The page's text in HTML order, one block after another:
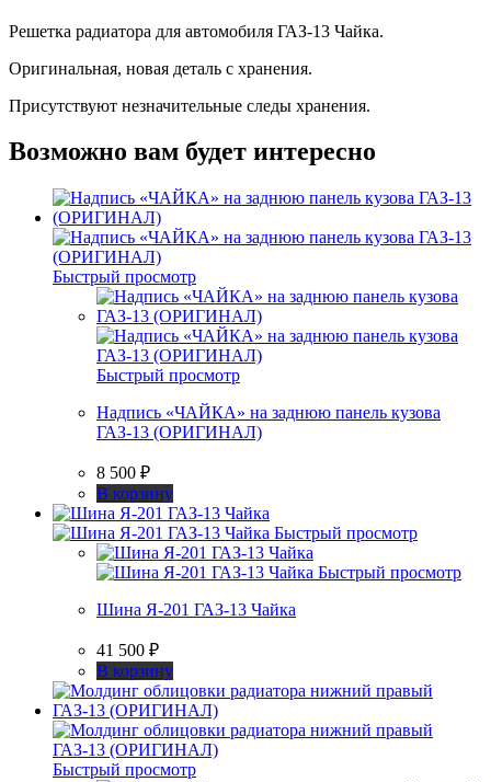
Решетка радиатора для автомобиля ГАЗ-13 Чайка.
Оригинальная, новая деталь с хранения.
Присутствуют незначительные следы хранения.
Возможно вам будет интересно
Быстрый просмотр
Быстрый просмотр
Надпись «ЧАЙКА» на заднюю панель кузова
ГАЗ-13 (ОРИГИНАЛ)
8 500 ₽
В корзину
Быстрый просмотр
Быстрый просмотр
Шина Я-201 ГАЗ-13 Чайка
41 500 ₽
В корзину
Быстрый просмотр